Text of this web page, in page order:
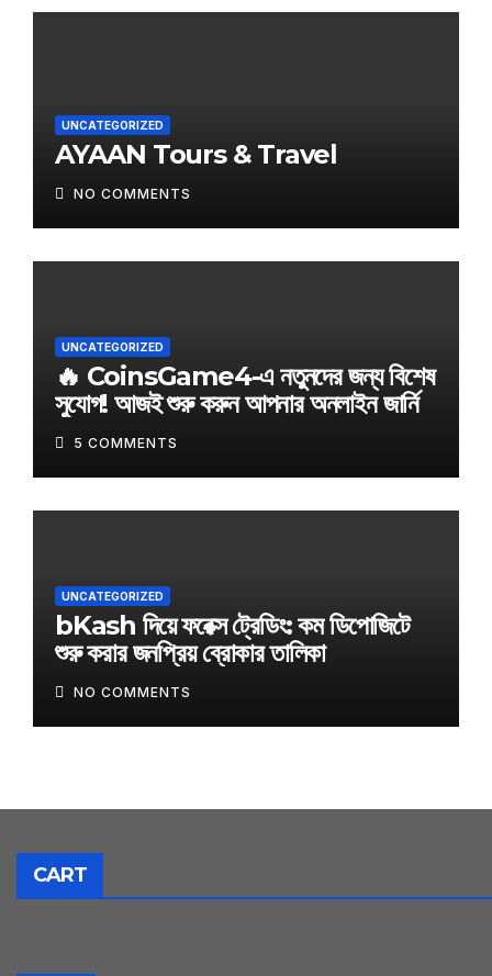
UNCATEGORIZED
AYAAN Tours & Travel
NO COMMENTS
UNCATEGORIZED
🔥 CoinsGame4-এ নতুনদের জন্য বিশেষ
সুযোগ! আজই শুরু করুন আপনার অনলাইন জার্নি
5 COMMENTS
UNCATEGORIZED
bKash দিয়ে ফরেক্স ট্রেডিং: কম ডিপোজিটে
শুরু করার জনপ্রিয় ব্রোকার তালিকা
NO COMMENTS
CART